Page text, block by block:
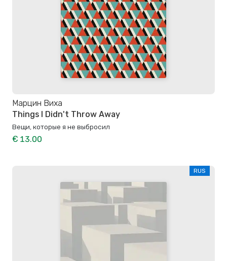
Марцин Виха
Things I Didn't Throw Away
Вещи, которые я не выбросил
€ 13.00
RUS